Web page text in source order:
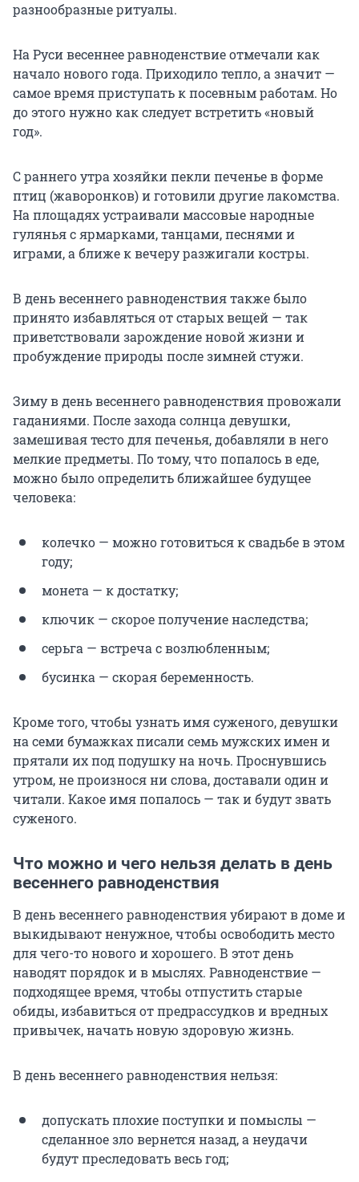
разнообразные ритуалы.
На Руси весеннее равноденствие отмечали как
начало нового года. Приходило тепло, а значит —
самое время приступать к посевным работам. Но
до этого нужно как следует встретить «новый
год».
С раннего утра хозяйки пекли печенье в форме
птиц (жаворонков) и готовили другие лакомства.
На площадях устраивали массовые народные
гулянья с ярмарками, танцами, песнями и
играми, а ближе к вечеру разжигали костры.
В день весеннего равноденствия также было
принято избавляться от старых вещей — так
приветствовали зарождение новой жизни и
пробуждение природы после зимней стужи.
Зиму в день весеннего равноденствия провожали
гаданиями. После захода солнца девушки,
замешивая тесто для печенья, добавляли в него
мелкие предметы. По тому, что попалось в еде,
можно было определить ближайшее будущее
человека:
колечко — можно готовиться к свадьбе в этом
году;
монета — к достатку;
ключик — скорое получение наследства;
серьга — встреча с возлюбленным;
бусинка — скорая беременность.
Кроме того, чтобы узнать имя суженого, девушки
на семи бумажках писали семь мужских имен и
прятали их под подушку на ночь. Проснувшись
утром, не произнося ни слова, доставали один и
читали. Какое имя попалось — так и будут звать
суженого.
Что можно и чего нельзя делать в день
весеннего равноденствия
В день весеннего равноденствия убирают в доме и
выкидывают ненужное, чтобы освободить место
для чего-то нового и хорошего. В этот день
наводят порядок и в мыслях. Равноденствие —
подходящее время, чтобы отпустить старые
обиды, избавиться от предрассудков и вредных
привычек, начать новую здоровую жизнь.
В день весеннего равноденствия нельзя:
допускать плохие поступки и помыслы —
сделанное зло вернется назад, а неудачи
будут преследовать весь год;